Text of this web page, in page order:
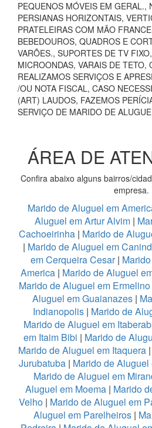
PEQUENOS MÓVEIS EM GERAL.,
PERSIANAS HORIZONTAIS,
PRATELEIRAS COM MÃO
BEBEDOUROS, QUADROS E
VARÕES., SUPORTES DE TV
MICROONDAS, VARAIS DE TETO,
REALIZAMOS SERVIÇOS E
/OU NOTA FISCAL, CASO
(ART) LAUDOS, FAZEMOS
SERVIÇO DE MARIDO DE
ÁREA DE
Confira abaixo alguns bairros/
empresa.
Marido de Aluguel em
Aluguel em Artur Alvim |
Cachoeirinha| Marido de
| Marido de Aluguel em
em Cerqueira Cesar|
America | Marido de Aluguel
Marido de Aluguel em
Aluguel em Guaianazes|
Indianopolis| Marido de
Marido de Aluguel em
em Itaim Bibi | Marido de
Marido de Aluguel em Itaquera |
Jurubatuba | Marido de
Marido de Aluguel em
Aluguel em Moema| Marido
Velho | Marido de Aluguel em
Aluguel em Parelheiros|